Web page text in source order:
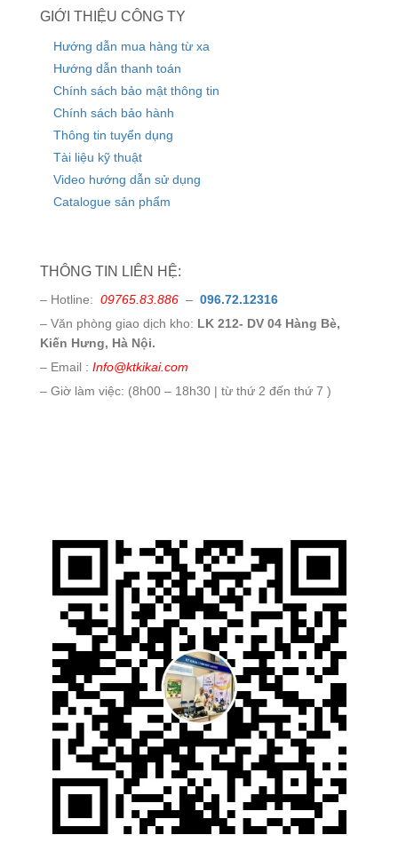
GIỚI THIỆU CÔNG TY
Hướng dẫn mua hàng từ xa
Hướng dẫn thanh toán
Chính sách bảo mật thông tin
Chính sách bảo hành
Thông tin tuyển dụng
Tài liệu kỹ thuật
Video hướng dẫn sử dụng
Catalogue sản phẩm
THÔNG TIN LIÊN HỆ:
– Hotline: 09765.83.886 – 096.72.12316
– Văn phòng giao dịch kho: LK 212- DV 04 Hàng Bè,
Kiến Hưng, Hà Nội.
– Email : Info@ktkikai.com
– Giờ làm việc: (8h00 – 18h30 | từ thứ 2 đến thứ 7 )